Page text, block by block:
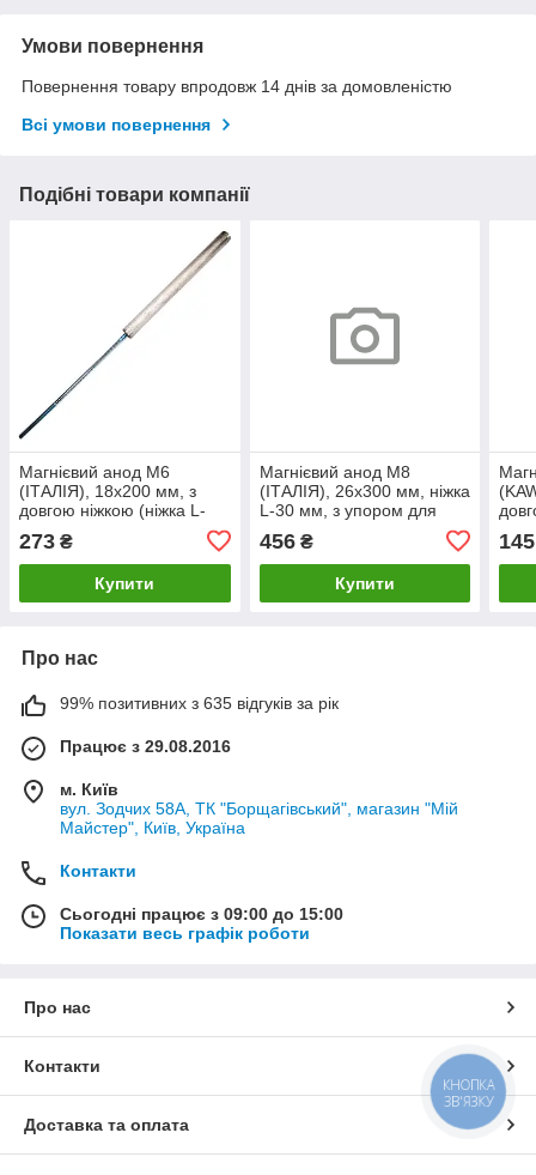
Умови повернення
Повернення товару впродовж 14 днів за домовленістю
Всі умови повернення
Подібні товари компанії
Магнієвий анод М6
(ІТАЛІЯ), 18х200 мм, з
довгою ніжкою (ніжка L-
273 ₴
Купити
Магнієвий анод М8
(ІТАЛІЯ), 26х300 мм, ніжка
L-30 мм, з упором для
водонагрівачів (бойлерів)
Bosch Tronic, Tesy
456₴
Купити
145
Про нас
99% позитивних з 635 відгуків за рік
Працює з 29.08.2016
м. Київ
вул. Зодчих 58А, ТК "Борщагівський", магазин "Мій
Майстер", Київ, Україна
Контакти
Сьогодні працює з 09:00 до 15:00
Показати весь графік роботи
Про нас
Контакти
Доставка та оплата
КНОПКА
ЗВ'ЯЗКУ